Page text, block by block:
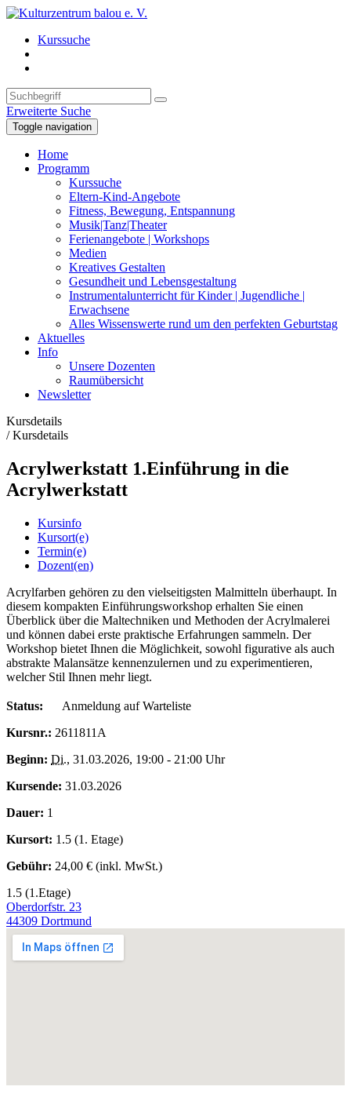
Kurssuche
Erweiterte Suche
Toggle navigation
Home
Programm
Kurssuche
Eltern-Kind-Angebote
Fitness, Bewegung, Entspannung
Musik|Tanz|Theater
Ferienangebote | Workshops
Medien
Kreatives Gestalten
Gesundheit und Lebensgestaltung
Instrumentalunterricht für Kinder | Jugendliche |
Erwachsene
Alles Wissenswerte rund um den perfekten Geburtstag
Aktuelles
Info
Unsere Dozenten
Raumübersicht
Newsletter
Kursdetails
/Kursdetails
Acrylwerkstatt 1.Einführung in die
Acrylwerkstatt
Kursinfo
Kursort(e)
Termin(e)
Dozent(en)
Acrylfarben gehören zu den vielseitigsten Malmitteln überhaupt. In
diesem kompakten Einführungsworkshop erhalten Sie einen
Überblick über die Maltechniken und Methoden der Acrylmalerei
und können dabei erste praktische Erfahrungen sammeln. Der
Workshop bietet Ihnen die Möglichkeit, sowohl figurative als auch
abstrakte Malansätze kennenzulernen und zu experimentieren,
welcher Stil Ihnen mehr liegt.
Status:
Anmeldung auf Warteliste
Kursnr.: 2611811A
Beginn: Di., 31.03.2026, 19:00 - 21:00 Uhr
Kursende: 31.03.2026
Dauer: 1
Kursort: 1.5 (1. Etage)
Gebühr: 24,00 € (inkl. MwSt.)
1.5 (1.Etage)
Oberdorfstr. 23
44309 Dortmund